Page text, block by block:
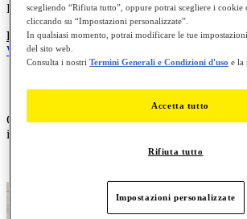
KB 1884 - IT - 2026-03-05
Prodotti: Formula Wheel Add-On Ferrari SF-
Wheel Add-On Ferrari SF1000 Edition
Quando monta il Ferrari SF-25 / Ferrari
il volante si posiziona capovolto finché la base
scegliendo “Rifiuta tutto”, oppure potrai scegliere i cookie
cliccando su “Impostazioni personalizzate”.
In qualsiasi momento, potrai modificare le tue
del sito web.
Consulta i nostriTermini Generali e Condizioni d'uso e la
Rifiuta tutto
Accetta tutto
Impostazioni personalizzate